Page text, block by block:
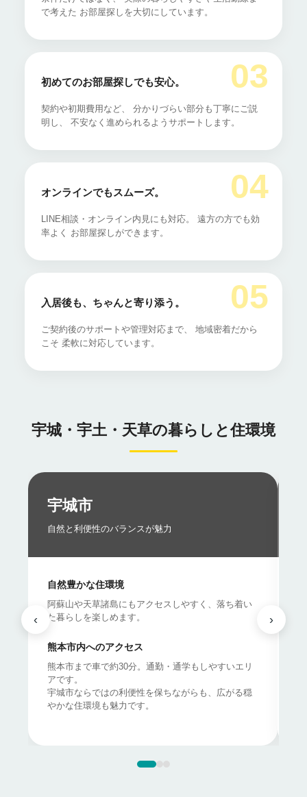
で考えた お部屋探しを大切にしています。
03
初めてのお部屋探しでも安心。
契約や初期費用など、 分かりづらい部分も丁寧にご説
明し、 不安なく進められるようサポートします。
04
オンラインでもスムーズ。
LINE相談・オンライン内見にも対応。 遠方の方でも効
率よく お部屋探しができます。
05
入居後も、ちゃんと寄り添う。
ご契約後のサポートや管理対応まで、 地域密着だから
こそ 柔軟に対応しています。
宇城・宇土・天草の暮らしと住環境
‹
宇城市
自然と利便性のバランスが魅力
自然豊かな住環境
阿蘇山や天草諸島にもアクセスしやすく、落ち着い
た暮らしを楽しめます。
熊本市内へのアクセス
熊本市まで車で約30分。通勤・通学もしやすいエリ
アです。
宇城市ならではの利便性を保ちながらも、広がる穏
やかな住環境も魅力です。
›